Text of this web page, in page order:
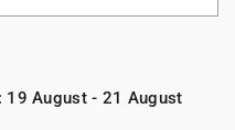
19 August - 21 August